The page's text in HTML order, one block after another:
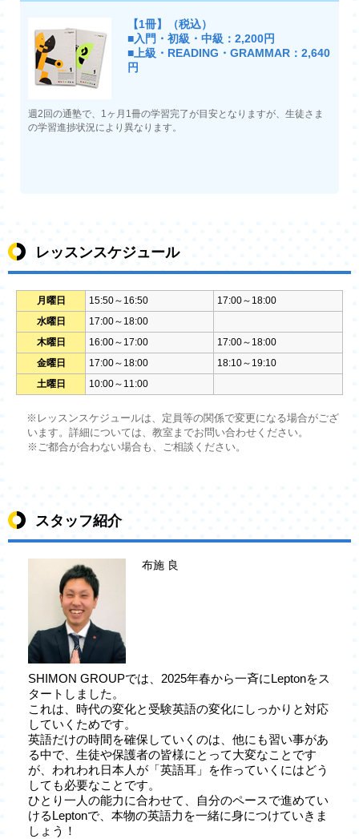
【1冊】（税込）
■入門・初級・中級：2,200円
■上級・READING・GRAMMAR：2,640
円
週2回の通塾で、1ヶ月1冊の学習完了が目安となりますが、生徒さま
の学習進捗状況により異なります。
レッスンスケジュール
月曜日 15:50～16:50
17:00～18:00
水曜日
17:00～18:00
木曜日
16:00～17:00
17:00～18:00
金曜日
17:00～18:00
18:10～19:10
土曜日
10:00～11:00
※レッスンスケジュールは、定員等の関係で変更になる場合がござ
います。詳細については、教室までお問い合わせください。
※ご都合が合わない場合も、ご相談ください。
スタッフ紹介
布施 良
SHIMON GROUPでは、2025年春から一斉にLeptonをス
タートしました。
これは、時代の変化と受験英語の変化にしっかりと対応
していくためです。
英語だけの時間を確保していくのは、他にも習い事があ
る中で、生徒や保護者の皆様にとって大変なことです
が、われわれ日本人が「英語耳」を作っていくにはどう
しても必要なことです。
ひとり一人の能力に合わせて、自分のペースで進めてい
けるLeptonで、本物の英語力を一緒に身につけていきま
しょう！